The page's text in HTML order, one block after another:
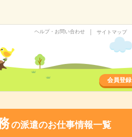
ヘルプ・お問い合わせ サイトマップ
会員登録
の派遣のお仕事情報一覧